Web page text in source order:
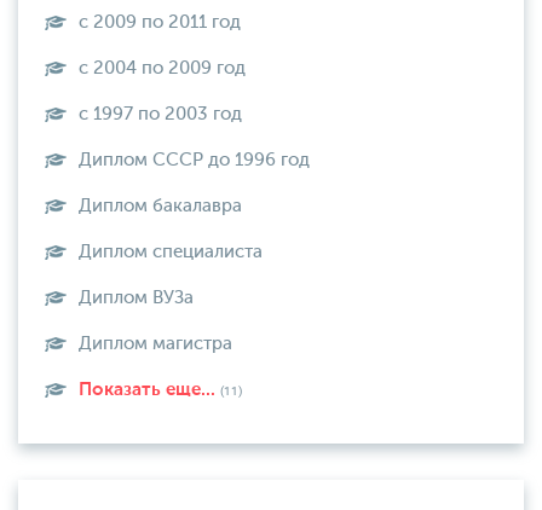
с 2009 по 2011 год
с 2004 по 2009 год
с 1997 по 2003 год
Диплом СССР до 1996 год
Диплом бакалавра
Диплом специалиста
Диплом ВУЗа
Диплом магистра
Показать еще... (11)